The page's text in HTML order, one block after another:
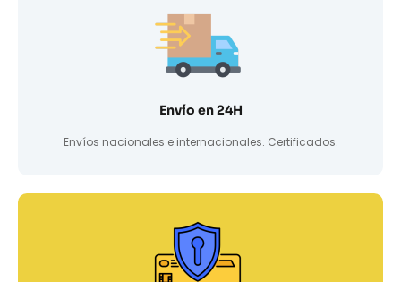
Envío en 24H
Envíos nacionales e internacionales. Certificados.